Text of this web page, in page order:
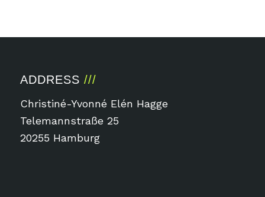
ADDRESS
Christiné-Yvonné Elén Hagge
Telemannstraße 25
20255 Hamburg